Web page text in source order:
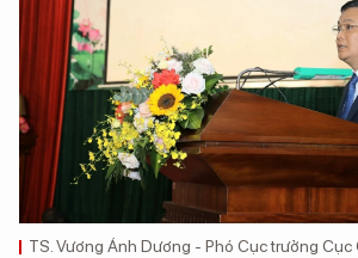
TS. Vương Ánh Dương - Phó Cục trưởng Cục